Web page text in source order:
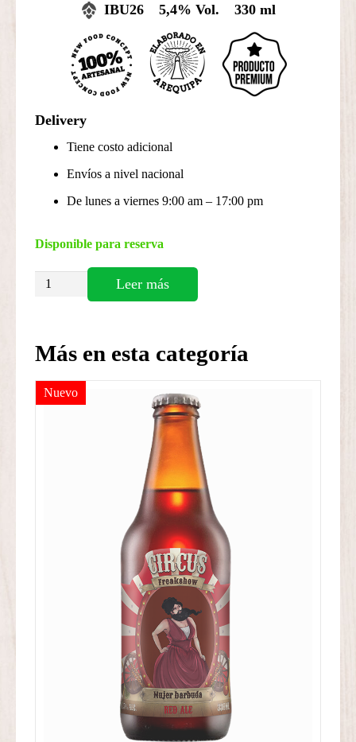
IBU26
5,4% Vol. 330 ml
Delivery
Tiene costo adicional
Envíos a nivel nacional
De lunes a viernes 9:00 am – 17:00 pm
Disponible para reserva
Circus
Freakshow
Siameses
cantidad
Leer más
Más en esta categoría
Nuevo